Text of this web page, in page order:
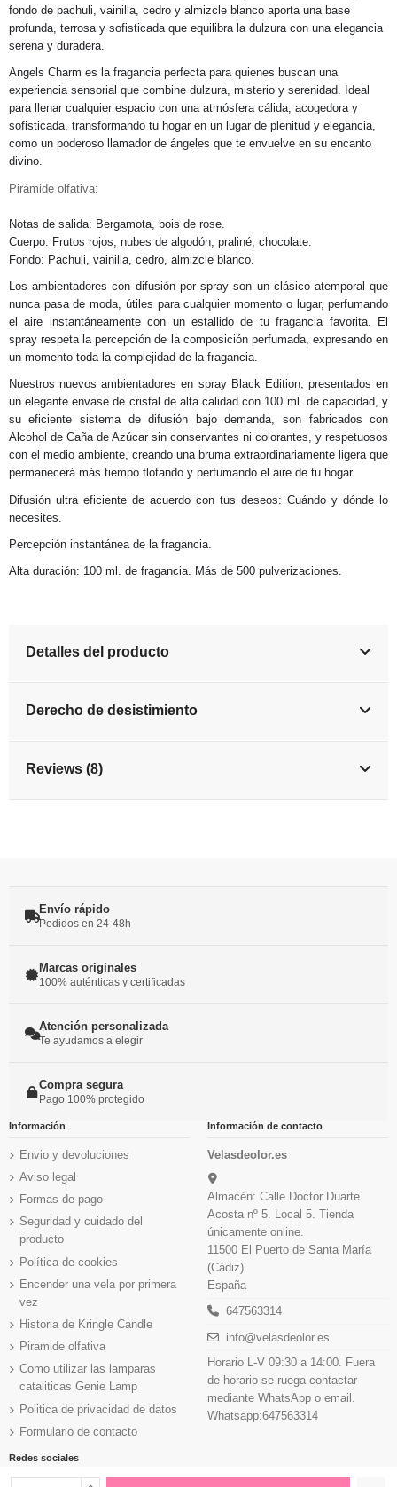
fondo de pachuli, vainilla, cedro y almizcle blanco aporta una base
profunda, terrosa y sofisticada que equilibra la dulzura con una elegancia
serena y duradera.
Angels Charm es la fragancia perfecta para quienes buscan una
experiencia sensorial que combine dulzura, misterio y serenidad. Ideal
para llenar cualquier espacio con una atmósfera cálida, acogedora y
sofisticada, transformando tu hogar en un lugar de plenitud y elegancia,
como un poderoso llamador de ángeles que te envuelve en su encanto
divino.
Pirámide olfativa:
Notas de salida: Bergamota, bois de rose.
Cuerpo: Frutos rojos, nubes de algodón, praliné, chocolate.
Fondo: Pachuli, vainilla, cedro, almizcle blanco.
Los ambientadores con difusión por spray son un clásico atemporal que
nunca pasa de moda, útiles para cualquier momento o lugar, perfumando
el aire instantáneamente con un estallido de tu fragancia favorita. El
spray respeta la percepción de la composición perfumada, expresando en
un momento toda la complejidad de la fragancia.
Nuestros nuevos ambientadores en spray Black Edition, presentados en
un elegante envase de cristal de alta calidad con 100 ml. de capacidad, y
su eficiente sistema de difusión bajo demanda, son fabricados con
Alcohol de Caña de Azúcar sin conservantes ni colorantes, y respetuosos
con el medio ambiente, creando una bruma extraordinariamente ligera que
permanecerá más tiempo flotando y perfumando el aire de tu hogar.
Difusión ultra eficiente de acuerdo con tus deseos: Cuándo y dónde lo
necesites.
Percepción instantánea de la fragancia.
Alta duración: 100 ml. de fragancia. Más de 500 pulverizaciones.
Detalles del producto
Derecho de desistimiento
Reviews (8)
Envío rápido
Pedidos en 24-48h
Marcas originales
100% auténticas y certificadas
Atención personalizada
Te ayudamos a elegir
Compra segura
Pago 100% protegido
Información
Envio y devoluciones
Aviso legal
Formas de pago
Seguridad y cuidado del
producto
Política de cookies
Encender una vela por primera
vez
Historia de Kringle Candle
Piramide olfativa
Como utilizar las lamparas
cataliticas Genie Lamp
Politica de privacidad de datos
Formulario de contacto
Información de contacto
Velasdeolor.es
Almacén: Calle Doctor Duarte
Acosta nº 5. Local 5. Tienda
únicamente online.
11500 El Puerto de Santa María
(Cádiz)
España
647563314
info@velasdeolor.es
Horario L-V 09:30 a 14:00. Fuera
de horario se ruega contactar
mediante WhatsApp o email.
Whatsapp:647563314
Redes sociales